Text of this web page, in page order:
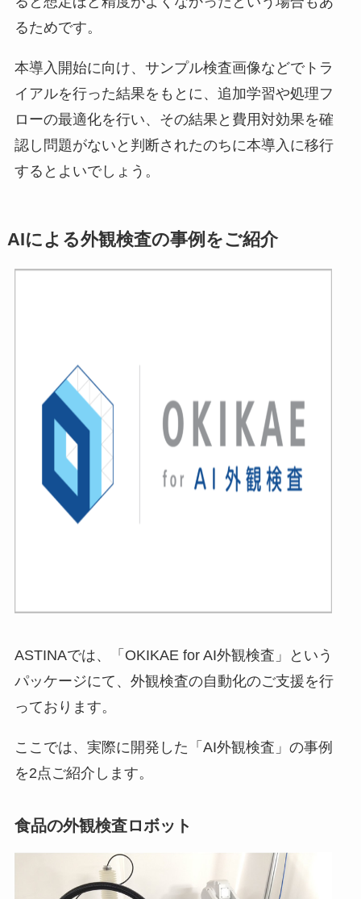
るためです。
本導入開始に向け、サンプル検査画像などでトラ
イアルを行った結果をもとに、追加学習や処理フ
ローの最適化を行い、その結果と費用対効果を確
認し問題がないと判断されたのちに本導入に移行
するとよいでしょう。
AIによる外観検査の事例をご紹介
ASTINAでは、「OKIKAE for AI外観検査」という
パッケージにて、外観検査の自動化のご支援を行
っております。
ここでは、実際に開発した「AI外観検査」の事例
を2点ご紹介します。
食品の外観検査ロボット